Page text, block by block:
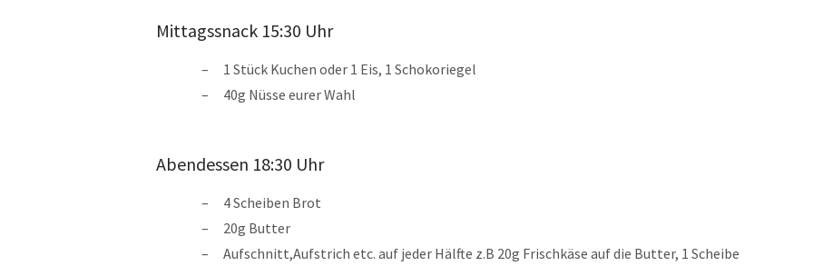
Mittagssnack 15:30 Uhr
1 Stück Kuchen oder 1 Eis, 1 Schokoriegel
40g Nüsse eurer Wahl
Abendessen 18:30 Uhr
4 Scheiben Brot
20g Butter
Aufschnitt,Aufstrich etc. auf jeder Hälfte z.B 20g Frischkäse auf die Butter, 1 Scheibe